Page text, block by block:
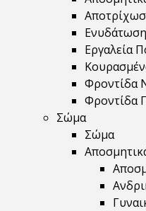
Εργαλεία
Φροντίδα
Φροντίδα
Σώμα
Σώμα